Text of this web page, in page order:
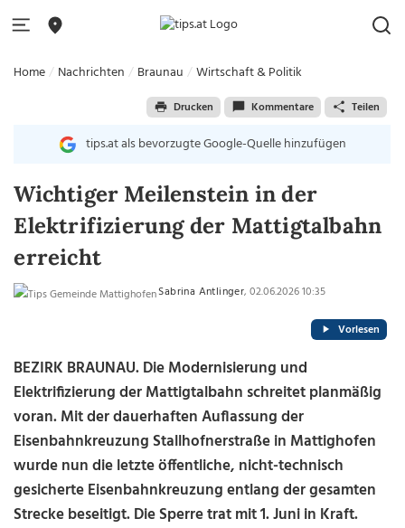
Home Nachrichten Braunau Wirtschaft & Politik
Drucken Kommentare Teilen
tips.at als bevorzugte Google-Quelle hinzufügen
Wichtiger Meilenstein in der
Elektrifizierung der Mattigtalbahn
erreicht
Sabrina Antlinger, 02.06.2026 10:35
Vorlesen
BEZIRK BRAUNAU. Die Modernisierung und
Elektrifizierung der Mattigtalbahn schreitet planmäßig
voran. Mit der dauerhaften Auflassung der
Eisenbahnkreuzung Stallhofnerstraße in Mattighofen
wurde nun die letzte öffentliche, nicht-technisch
gesicherte Eisenbahnkreuzung entlang der gesamten
Strecke beseitigt. Die Sperre trat mit 1. Juni in Kraft.